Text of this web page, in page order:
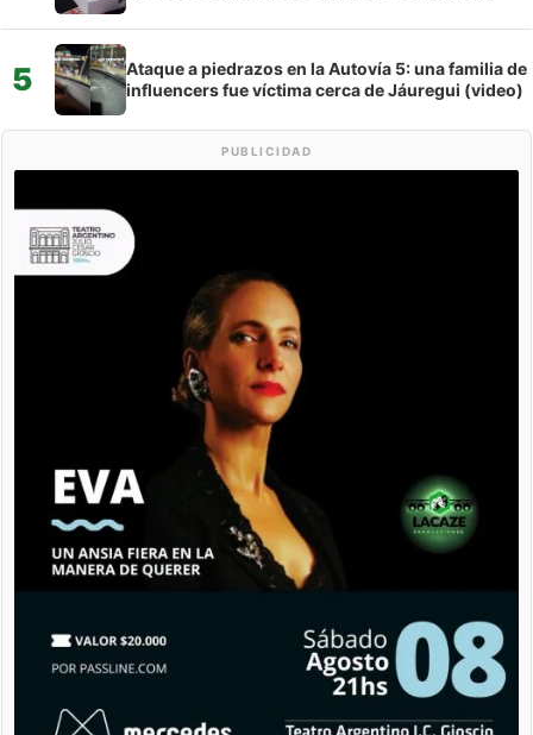
5
Ataque a piedrazos en la Autovía 5: una familia de
influencers fue víctima cerca de Jáuregui (video)
PUBLICIDAD